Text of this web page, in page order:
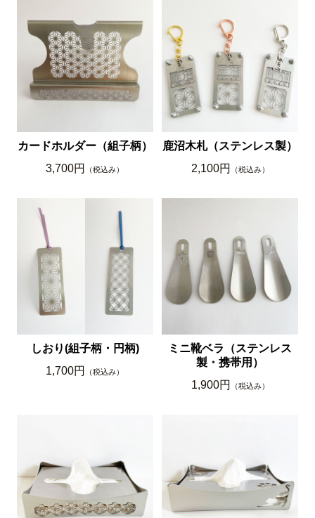
カードホルダー（組子柄）
3,700円
（税込み）
鹿沼木札（ステンレス製）
2,100円
（税込み）
しおり(組子柄・円柄)
1,700円
（税込み）
ミニ靴ベラ（ステンレス
製・携帯用）
1,900円
（税込み）